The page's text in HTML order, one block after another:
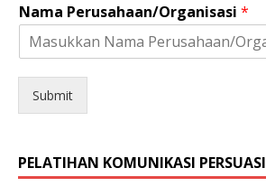
s
i
Nama Perusahaan/Organisasi *
Submit
PELATIHAN KOMUNIKASI PERSUASI